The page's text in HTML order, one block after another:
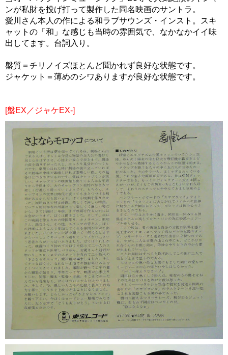
ンが私財を投げ打って製作した同名映画のサントラ。
愛川さん本人の作による和ラブサウンズ・インスト。スキ
ャットの「和」な感じも当時の雰囲気で、なかなかイイ味
出してます。台詞入り。
盤質＝チリノイズほとんど聞かれず良好な状態です。
ジャケット＝薄めのシワありますが良好な状態です。
[盤EX／ジャケEX-]